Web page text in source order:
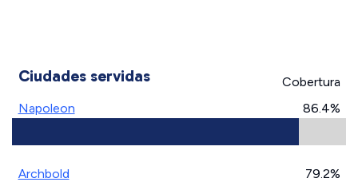
Ciudades servidas
Cobertura
Napoleon
86.4%
Archbold 79.2%